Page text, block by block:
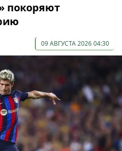
покоряют
09 АВГУСТА 2026 04:30